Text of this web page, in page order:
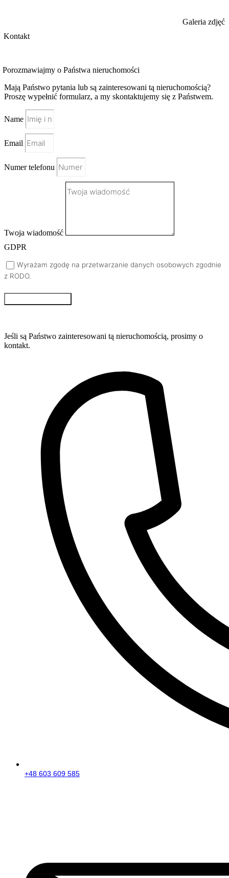
Galeria zdjęć
Kontakt
Porozmawiajmy o Państwa nieruchomości
Mają Państwo pytania lub są zainteresowani tą nieruchomością?
Proszę wypełnić formularz, a my skontaktujemy się z Państwem.
Name
Email
Numer telefonu
Twoja wiadomość
GDPR
Wyrażam zgodę na przetwarzanie danych osobowych zgodnie
z RODO.
Jeśli są Państwo zainteresowani tą nieruchomością, prosimy o
kontakt.
+48 603 609 585